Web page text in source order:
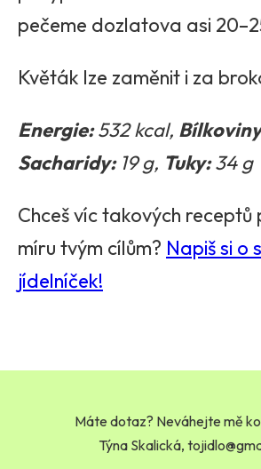
pečeme dozlatova asi
Květák lze zaměnit i za
Energie:532 kcal,
Sacharidy:19 g, Tuky:34 g
Chceš víc takových receptů
míru tvým cílům? Napiš si o
jídelníček!
Máte dotaz? Neváhejte mě
Týna Skalická,